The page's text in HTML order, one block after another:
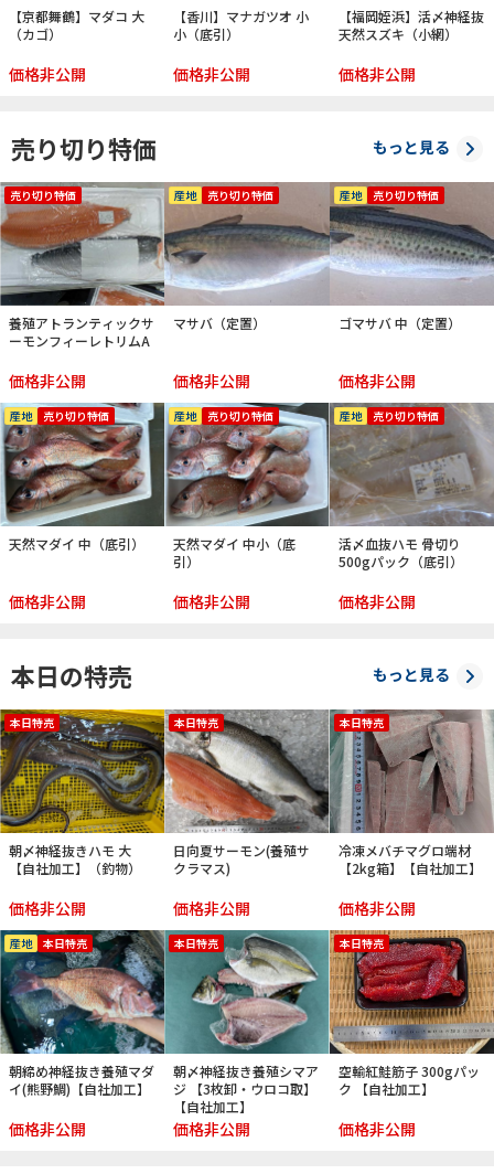
【京都舞鶴】マダコ 大
（カゴ）
価格非公開
【香川】マナガツオ 小
小（底引）
価格非公開
【福岡姪浜】活〆神経抜
天然スズキ（小網）
価格非公開
売り切り特価 もっと見る
売り切り特価
養殖アトランティックサ
ーモンフィーレトリムA
価格非公開
産地 売り切り特価
マサバ（定置）
価格非公開
産地 売り切り特価
ゴマサバ 中（定置）
価格非公開
産地 売り切り特価
天然マダイ 中（底引）
価格非公開
産地 売り切り特価
天然マダイ 中小（底
引）
価格非公開
産地 売り切り特価
活〆血抜ハモ 骨切り
500gパック（底引）
価格非公開
本日の特売 もっと見る
本日特売
朝〆神経抜きハモ 大
【自社加工】（釣物）
価格非公開
本日特売
日向夏サーモン(養殖サ
クラマス)
価格非公開
本日特売
冷凍メバチマグロ端材
【2kg箱】【自社加工】
価格非公開
産地 本日特売
朝締め神経抜き養殖マダ
イ(熊野鯛)【自社加工】
価格非公開
本日特売
朝〆神経抜き養殖シマア
ジ 【3枚卸・ウロコ取】
【自社加工】
価格非公開
本日特売
空輸紅鮭筋子 300gパッ
ク 【自社加工】
価格非公開